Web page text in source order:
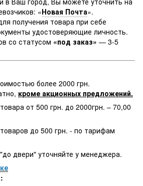
«Новая Почта».
получения товара при себе
удостоверяющие личность.
со статусом «под заказ» — 3-5
более 2000 грн.
кроме акционных предложений.
от 500 грн. до 2000грн. – 70,00
до 500 грн. - по тарифам
двери" уточняйте у менеджера.